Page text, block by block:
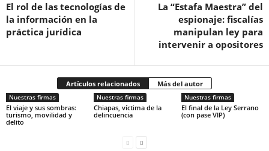
El rol de las tecnologías de
la información en la
práctica jurídica
La “Estafa Maestra” del
espionaje: fiscalías
manipulan ley para
intervenir a opositores
Artículos relacionados Más del autor
Nuestras firmas
El viaje y sus sombras:
turismo, movilidad y
delito
Nuestras firmas
Chiapas, víctima de la
delincuencia
Nuestras firmas
El final de la Ley Serrano
(con pase VIP)